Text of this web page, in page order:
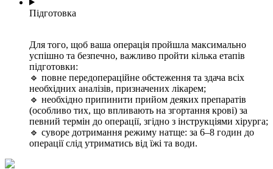
Підготовка
Для того, щоб ваша операція пройшла максимально
успішно та безпечно, важливо пройти кілька етапів
підготовки:
🔹 повне передопераційне обстеження та здача всіх
необхідних аналізів, призначених лікарем;
🔹 необхідно припинити прийом деяких препаратів
(особливо тих, що впливають на згортання крові) за
певний термін до операції, згідно з інструкціями хірурга;
🔹 суворе дотримання режиму натще: за 6–8 годин до
операції слід утриматись від їжі та води.